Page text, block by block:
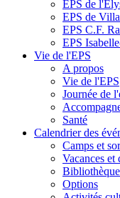
EPS de
EPS de
EPS C.F.
EPS
Vie de l'EPS
A propos
Vie de l'EPS
Journée de
Santé
Calendrier des
Camps et
Vacances et
Options